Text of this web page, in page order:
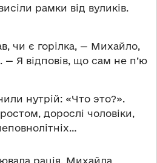
рамки від вуликів.
чи є горілка, — Михайло,
— Я відповів, що сам не п’ю
нутрій: «Что это?».
дорослі чоловіки,
рація. Михайла